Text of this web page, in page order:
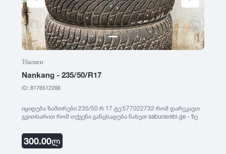
Тбилиси
Nankang - 235/50/R17
ID: 8176512266
იყიდება ზამთრები 235/50 რ 17 ტე:577022732 რომ დარეკავთ
გვითხარით რომ თქვენი განცხადება ნახეთ saburavebi.ge - ზე
300.00ლ